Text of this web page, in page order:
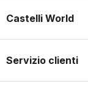
Castelli World
Servizio clienti